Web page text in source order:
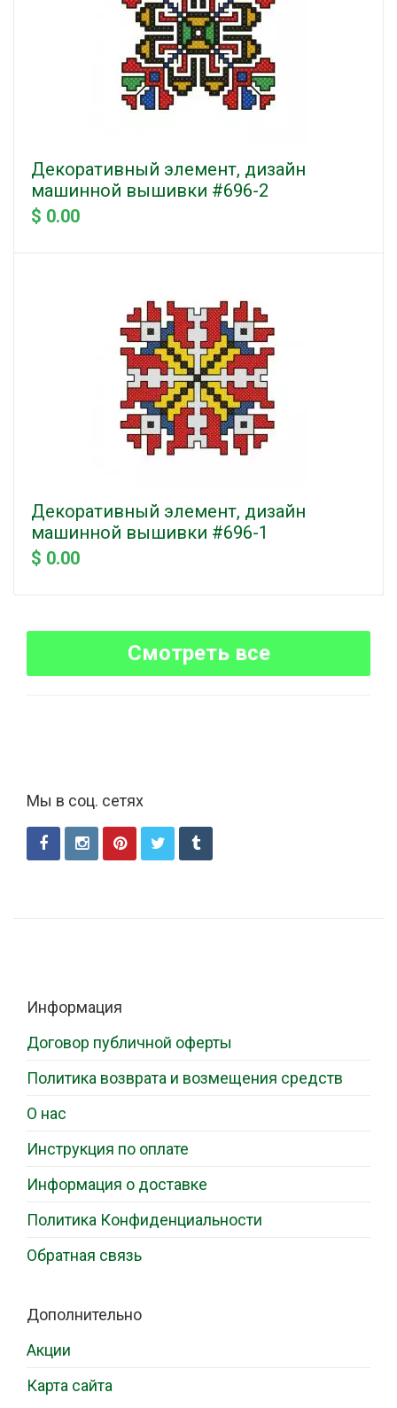
Декоративный элемент, дизайн
машинной вышивки #696-2
$ 0.00
Декоративный элемент, дизайн
машинной вышивки #696-1
$ 0.00
Смотреть все
Мы в соц. сетях
Информация
Договор публичной оферты
Политика возврата и возмещения средств
О нас
Инструкция по оплате
Информация о доставке
Политика Конфиденциальности
Обратная связь
Дополнительно
Акции
Карта сайта